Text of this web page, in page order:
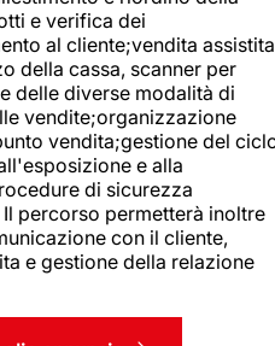
e verifica dei
al cliente;vendita assistita
della cassa, scanner per
delle diverse modalità di
vendite;organizzazione
vendita;gestione del
e alla
di sicurezza
percorso permetterà inoltre
con il cliente,
e gestione della relazione